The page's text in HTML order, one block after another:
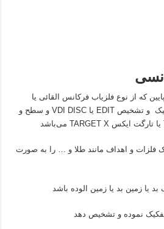
که از نوع فلزیاب فرکانس القائی یا
فلزیاب جذبی با تنظیمات تفکیک و تشخیص EDIT یا VDI DISC و سطح و
فلزات و اهداف مانند طلا و … را به صورت
یا زمین بد یا زمین الوده باشد
نموده و تشخیص دهد